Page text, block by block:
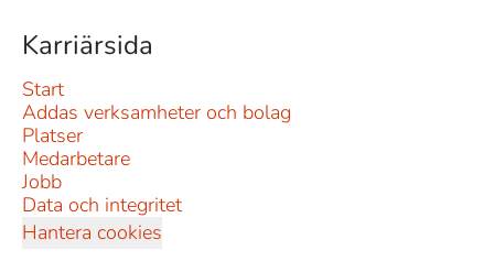
Karriärsida
Start
Addas verksamheter och bolag
Platser
Medarbetare
Jobb
Data och integritet
Hantera cookies